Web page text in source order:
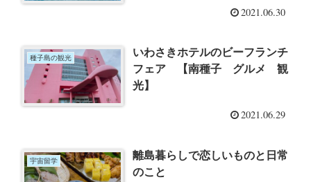
2021.06.30
種子島の観光
いわさきホテルのビーフランチ
フェア 【南種子 グルメ 観
光】
2021.06.29
宇宙留学
離島暮らしで恋しいものと日常
のこと